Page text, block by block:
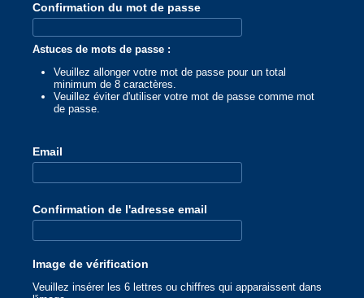
Confirmation du mot de passe
Astuces de mots de passe :
Veuillez allonger votre mot de passe pour un total
minimum de 8 caractères.
Veuillez éviter d'utiliser votre mot de passe comme mot
de passe.
Email
Confirmation de l'adresse email
Image de vérification
Veuillez insérer les 6 lettres ou chiffres qui apparaissent dans